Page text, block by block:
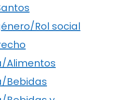
Rol social
Alimentos
Bebidas